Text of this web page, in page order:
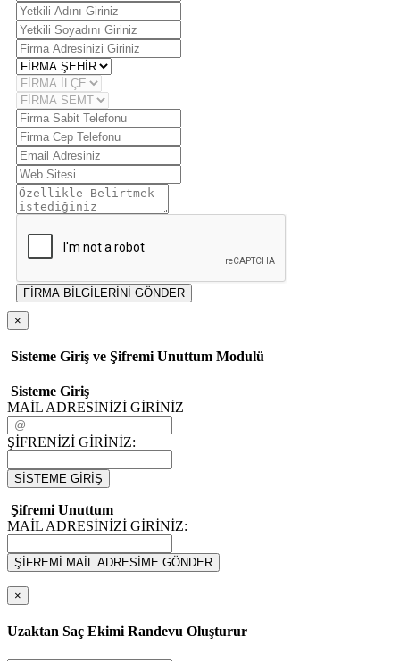
FİRMA BİLGİLERİNİ GÖNDER
×
Sisteme Giriş ve Şifremi Unuttum Modulü
Sisteme Giriş
MAİL ADRESİNİZİ GİRİNİZ
ŞİFRENİZİ GİRİNİZ:
SİSTEME GİRİŞ
Şifremi Unuttum
MAİL ADRESİNİZİ GİRİNİZ:
ŞİFREMİ MAİL ADRESİME GÖNDER
×
Uzaktan Saç Ekimi Randevu Oluşturur